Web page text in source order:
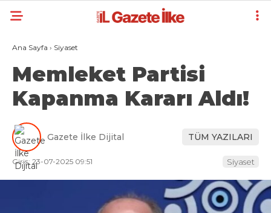
Ana Sayfa › Siyaset
Memleket Partisi
Kapanma Kararı Aldı!
Gazete İlke Dijital TÜM YAZILARI
Giriş: 23-07-2025 09:51 Siyaset